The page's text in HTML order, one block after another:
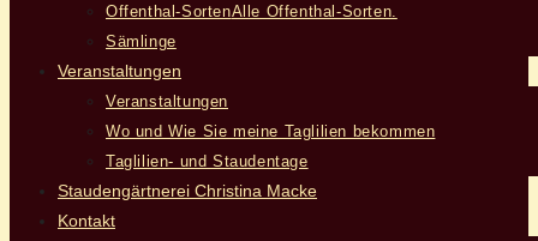
Offenthal-SortenAlle Offenthal-Sorten.
Sämlinge
Veranstaltungen
Veranstaltungen
Wo und Wie Sie meine Taglilien bekommen
Taglilien- und Staudentage
Staudengärtnerei Christina Macke
Kontakt